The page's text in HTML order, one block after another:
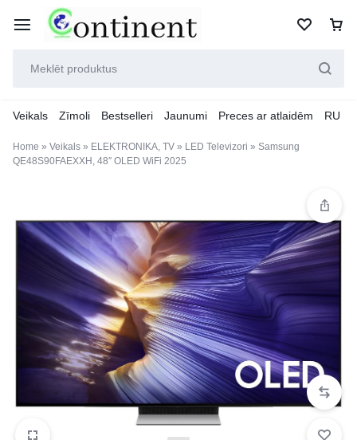
Veikals Zīmoli Bestselleri Jaunumi Preces ar atlaidēm RU
Home » Veikals » ELEKTRONIKA, TV » LED Televizori » Samsung
QE48S90FAEXXH, 48″ OLED WiFi 2025